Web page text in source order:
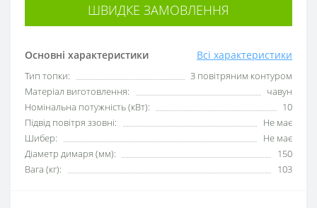
Основні характеристики Всі характеристики
Тип топки:
З повітряним контуром
Матеріал виготовлення:
чавун
Номінальна потужність (кВт):
10
Підвід повітря ззовні:
Не має
Шибер:
Не має
Діаметр димаря (мм):
150
Вага (кг):
103
ШВИДКЕ ЗАМОВЛЕННЯ